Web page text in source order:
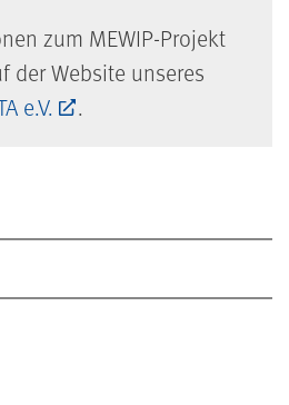
zum MEWIP-Projekt
der Website unseres
e.V. .